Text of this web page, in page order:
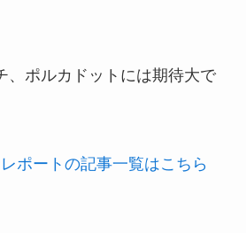
、ポルカドットには期待大で
ポートの記事一覧はこちら